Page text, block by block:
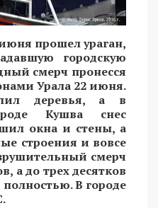
прошел ураган,
городскую
смерч пронесся
Урала 22 июня.
деревья, а в
Кушва снес
окна и стены, а
строения и вовсе
смерч
а до трех десятков
В городе